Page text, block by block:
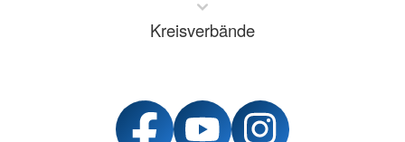
Kreisverbände